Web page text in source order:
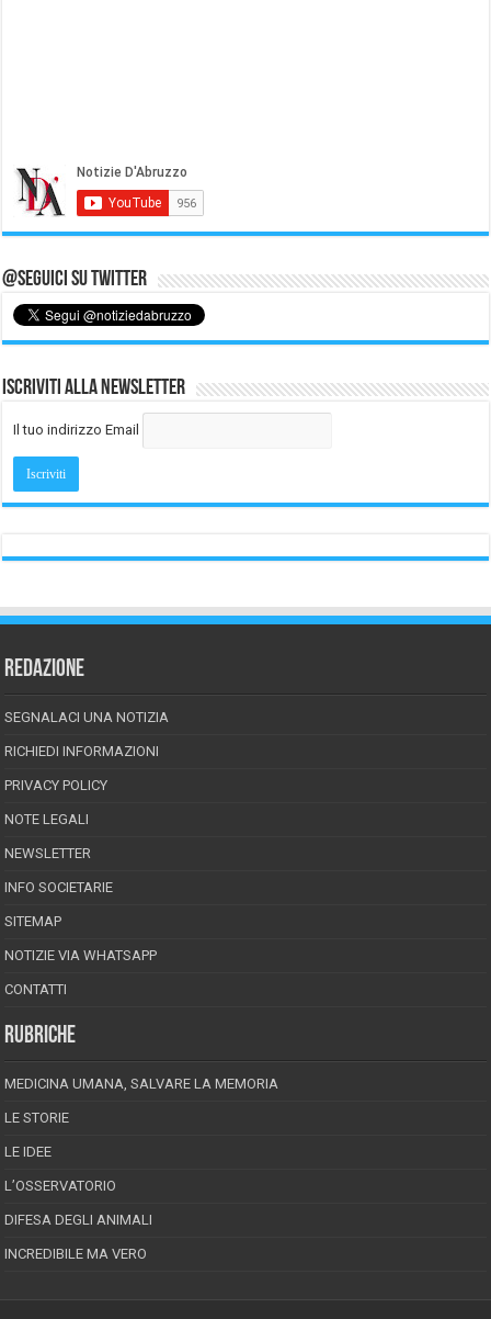
@Seguici su Twitter
Iscriviti alla Newsletter
Il tuo indirizzo Email
REDAZIONE
SEGNALACI UNA NOTIZIA
RICHIEDI INFORMAZIONI
PRIVACY POLICY
NOTE LEGALI
NEWSLETTER
INFO SOCIETARIE
SITEMAP
NOTIZIE VIA WHATSAPP
CONTATTI
RUBRICHE
MEDICINA UMANA, SALVARE LA MEMORIA
LE STORIE
LE IDEE
L’OSSERVATORIO
DIFESA DEGLI ANIMALI
INCREDIBILE MA VERO